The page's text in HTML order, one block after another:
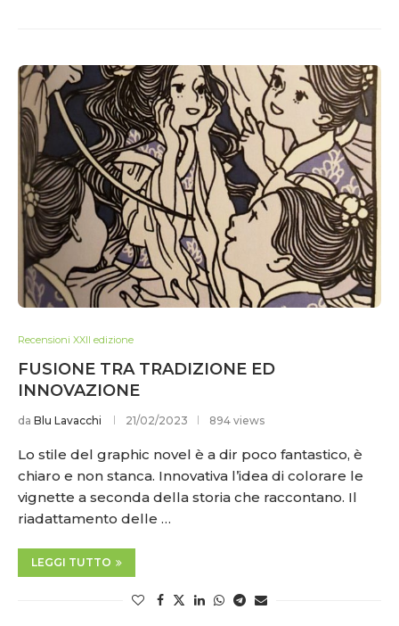
Recensioni XXII edizione
FUSIONE TRA TRADIZIONE ED
INNOVAZIONE
da Blu Lavacchi 21/02/2023 894 views
Lo stile del graphic novel è a dir poco fantastico, è
chiaro e non stanca. Innovativa l’idea di colorare le
vignette a seconda della storia che raccontano. Il
riadattamento delle …
LEGGI TUTTO